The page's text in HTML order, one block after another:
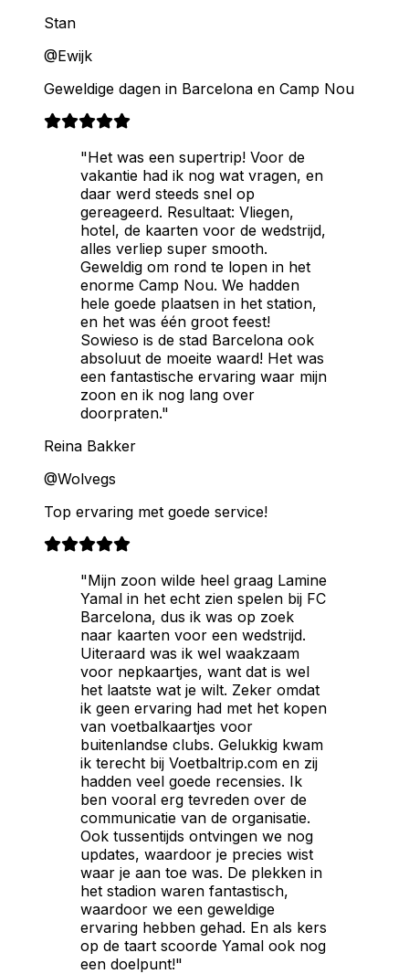
Stan
@Ewijk
Geweldige dagen in Barcelona en Camp Nou
"Het was een supertrip! Voor de
vakantie had ik nog wat vragen, en
daar werd steeds snel op
gereageerd. Resultaat: Vliegen,
hotel, de kaarten voor de wedstrijd,
alles verliep super smooth.
Geweldig om rond te lopen in het
enorme Camp Nou. We hadden
hele goede plaatsen in het station,
en het was één groot feest!
Sowieso is de stad Barcelona ook
absoluut de moeite waard! Het was
een fantastische ervaring waar mijn
zoon en ik nog lang over
doorpraten."
Reina Bakker
@Wolvegs
Top ervaring met goede service!
"Mijn zoon wilde heel graag Lamine
Yamal in het echt zien spelen bij FC
Barcelona, dus ik was op zoek
naar kaarten voor een wedstrijd.
Uiteraard was ik wel waakzaam
voor nepkaartjes, want dat is wel
het laatste wat je wilt. Zeker omdat
ik geen ervaring had met het kopen
van voetbalkaartjes voor
buitenlandse clubs. Gelukkig kwam
ik terecht bij Voetbaltrip.com en zij
hadden veel goede recensies. Ik
ben vooral erg tevreden over de
communicatie van de organisatie.
Ook tussentijds ontvingen we nog
updates, waardoor je precies wist
waar je aan toe was. De plekken in
het stadion waren fantastisch,
waardoor we een geweldige
ervaring hebben gehad. En als kers
op de taart scoorde Yamal ook nog
een doelpunt!"